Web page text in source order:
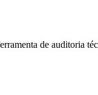
de auditoria